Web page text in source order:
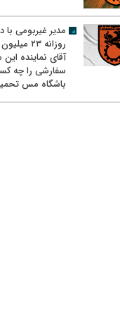
مدیر غیربومی با
روزانه ۲۳
آقای نماینده این
سفارشی را چه
باشگاه مس